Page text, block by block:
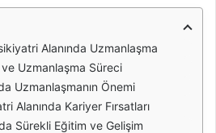
Alanında Uzmanlaşma
Uzmanlaşma Süreci
Uzmanlaşmanın Önemi
Alanında Kariyer Fırsatları
Sürekli Eğitim ve Gelişim